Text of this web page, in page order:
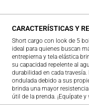
CARACTERÍSTICAS Y
Short cargo con look de 5
ideal para quienes buscan
entrepierna y tela elástica
su capacidad repelente al
durabilidad en cada
ondulada debido a sus
brinda una mayor
útil de la prenda. ¡Equípate